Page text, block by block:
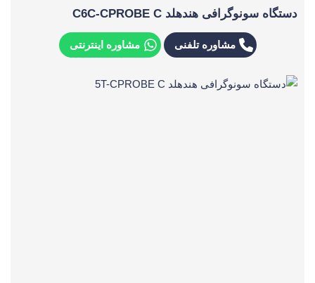
دستگاه سونوگرافی هندهلد C6C-CPROBE C
مشاوره تلفنی مشاوره اینترنتی